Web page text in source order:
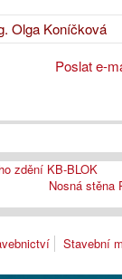
Olga Koníčková
Poslat e-
zdění KB-BLOK
Nosná stěna
Stavební